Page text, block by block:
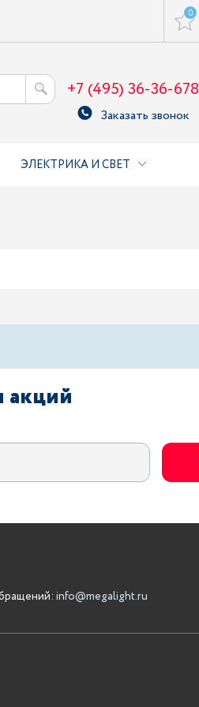
0
+7 (495) 36-36-678
Заказать звонок
ЭЛЕКТРИКА И СВЕТ
акций
info@megalight.ru